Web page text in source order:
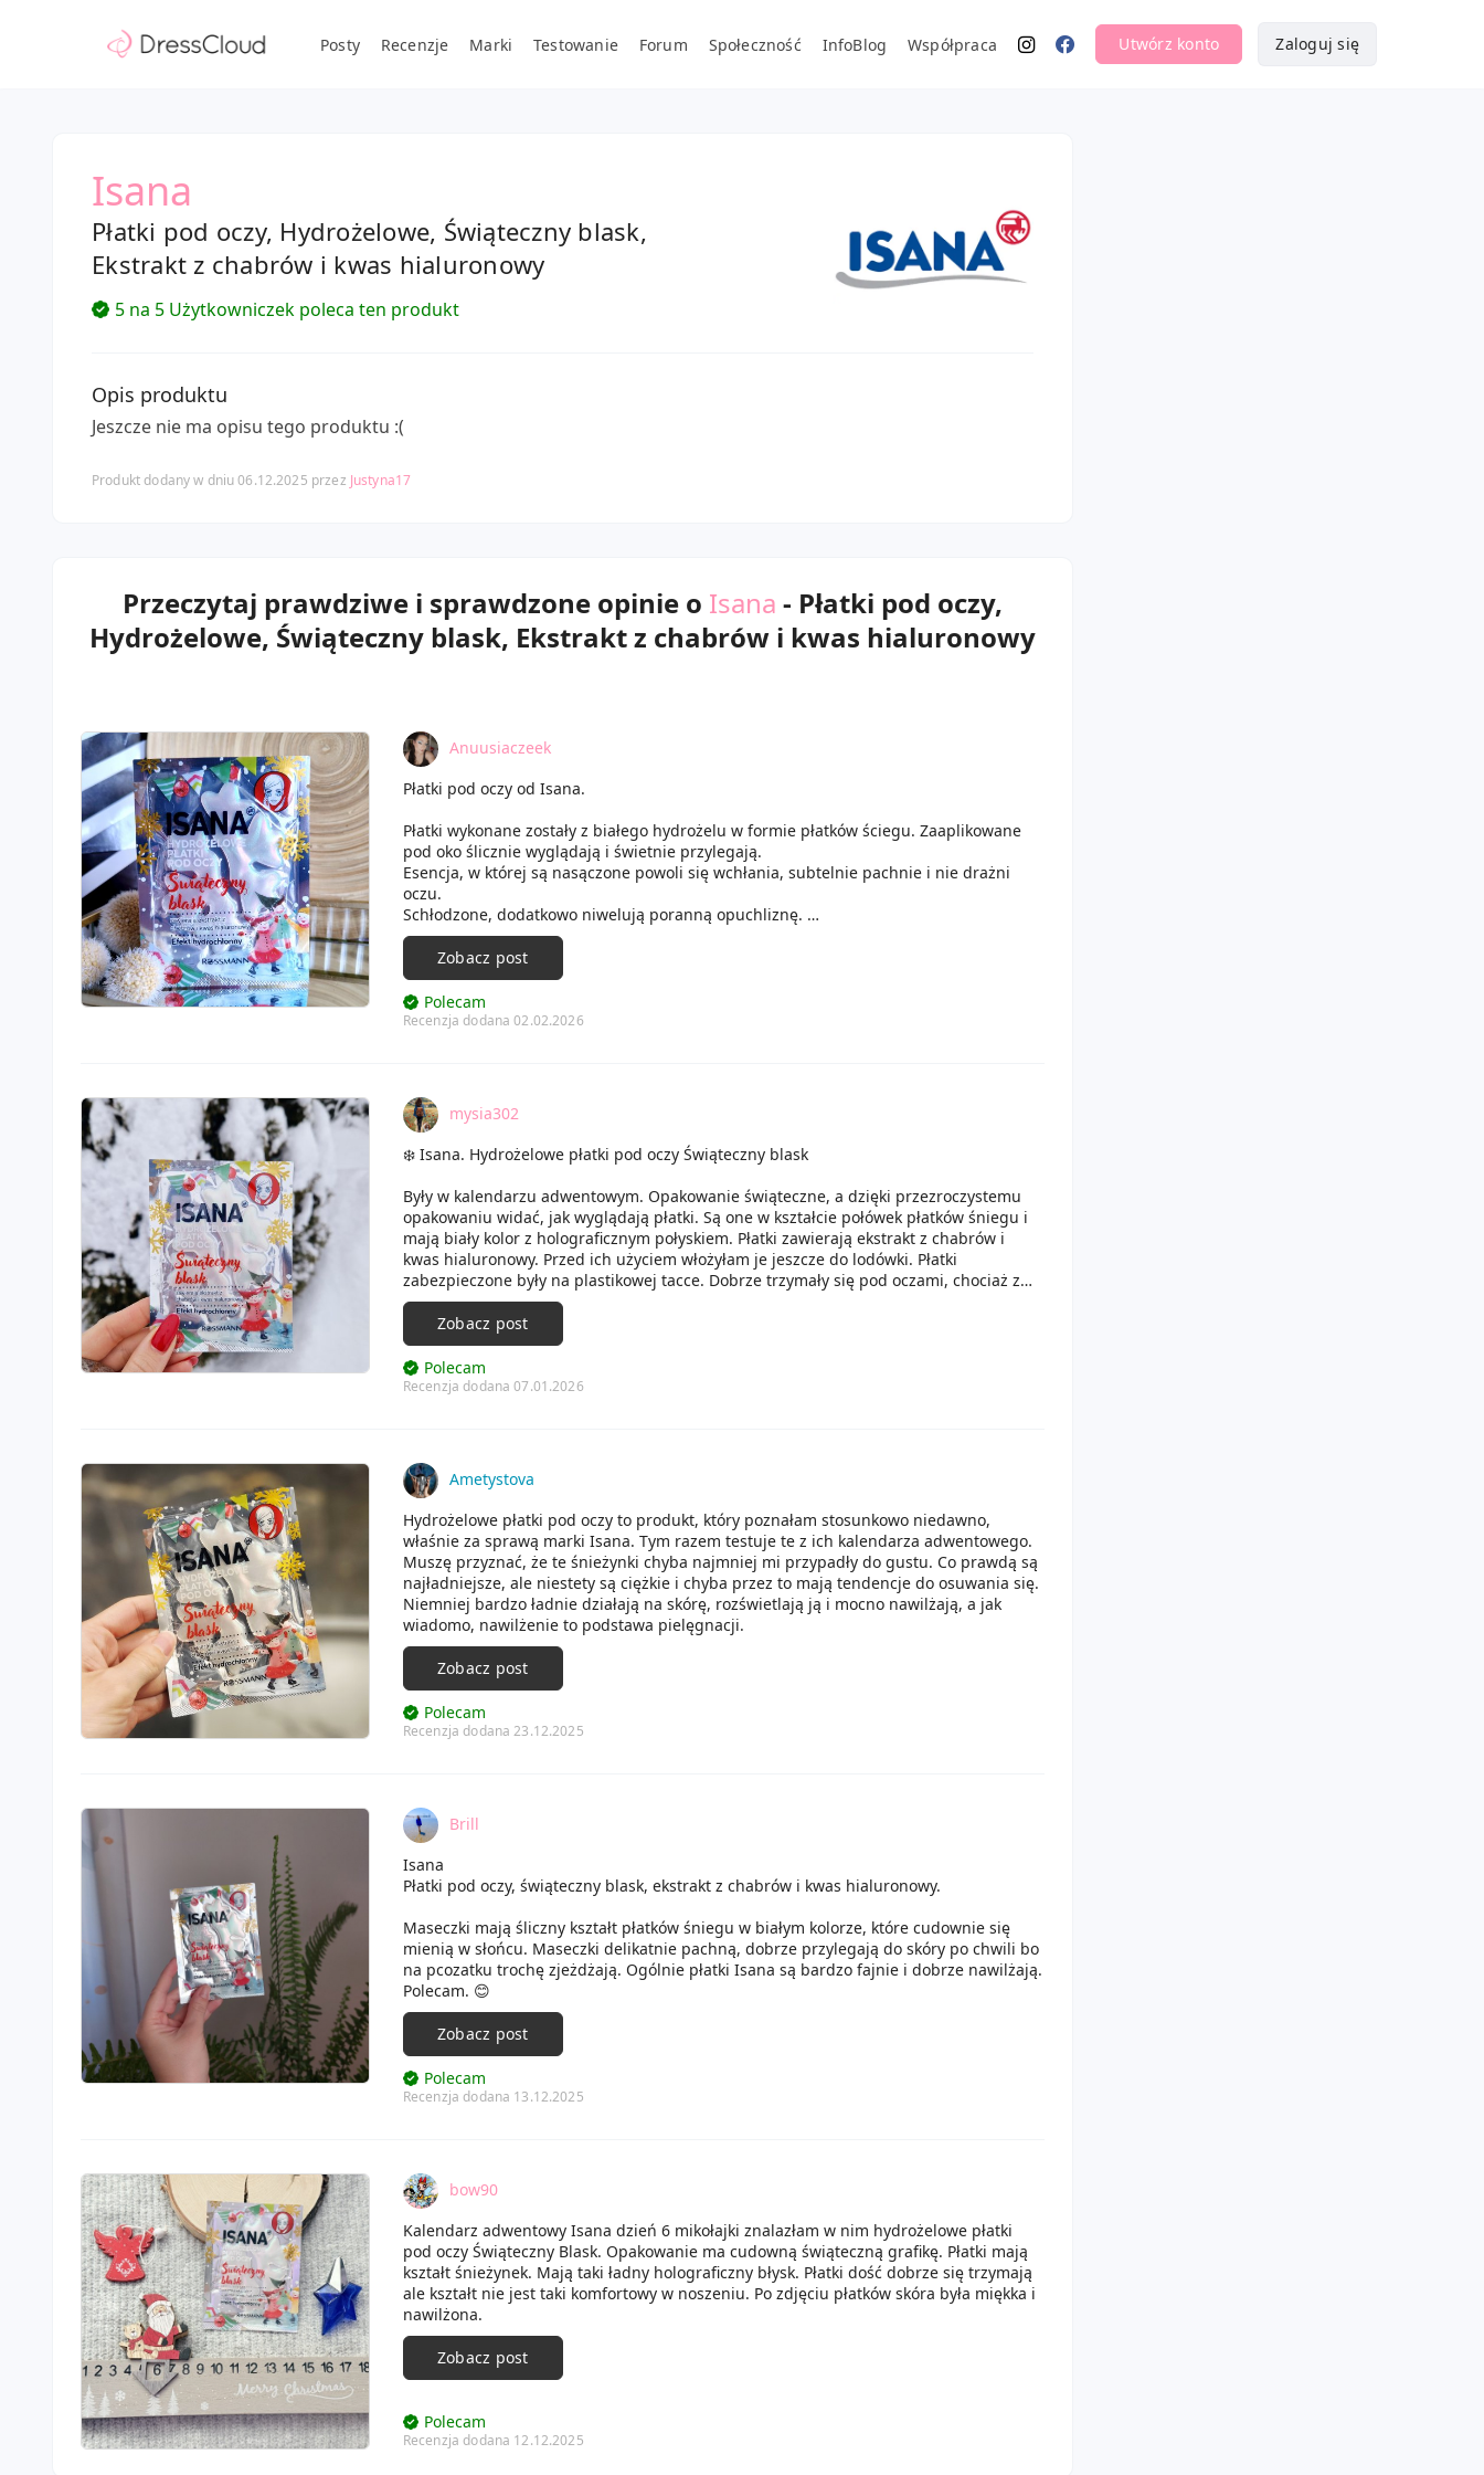
Posty Recenzje Marki Testowanie Forum Społeczność InfoBlog Współpraca Utwórz konto Zaloguj się
Isana
Płatki pod oczy, Hydrożelowe, Świąteczny blask,
Ekstrakt z chabrów i kwas hialuronowy
5 na 5 Użytkowniczek poleca ten produkt
Opis produktu
Jeszcze nie ma opisu tego produktu :(
Produkt dodany w dniu 06.12.2025 przez Justyna17
Przeczytaj prawdziwe i sprawdzone opinie o Isana - Płatki pod oczy,
Hydrożelowe, Świąteczny blask, Ekstrakt z chabrów i kwas hialuronowy
Anuusiaczeek
Płatki pod oczy od Isana.
Płatki wykonane zostały z białego hydrożelu w formie płatków ściegu. Zaaplikowane
pod oko ślicznie wyglądają i świetnie przylegają.
Esencja, w której są nasączone powoli się wchłania, subtelnie pachnie i nie drażni
oczu.
Schłodzone, dodatkowo niwelują poranną opuchliznę.
Podczas zabiegu nawilżania mogłam się zrelaksować, a płatki świetnie utrzymały się
na swoim miejscu.
Po ich zastosowaniu skóra pod oczami była gładka, delikatna oraz fajnie nawilżona, a
spojrzenie świeże. Zero skutków ubocznych.
Zobacz post
Polecam
Recenzja dodana 02.02.2026
mysia302
❄️ Isana. Hydrożelowe płatki pod oczy Świąteczny blask
Były w kalendarzu adwentowym. Opakowanie świąteczne, a dzięki przezroczystemu
opakowaniu widać, jak wyglądają płatki. Są one w kształcie połówek płatków śniegu i
mają biały kolor z holograficznym połyskiem. Płatki zawierają ekstrakt z chabrów i
kwas hialuronowy. Przed ich użyciem włożyłam je jeszcze do lodówki. Płatki
zabezpieczone były na plastikowej tacce. Dobrze trzymały się pod oczami, chociaż z
początku lekko się ześlizgiwały. Skóra pod oczami była nawilżona.
Zobacz post
Polecam
Recenzja dodana 07.01.2026
Ametystova
Hydrożelowe płatki pod oczy to produkt, który poznałam stosunkowo niedawno,
właśnie za sprawą marki Isana. Tym razem testuje te z ich kalendarza adwentowego.
Muszę przyznać, że te śnieżynki chyba najmniej mi przypadły do gustu. Co prawdą są
najładniejsze, ale niestety są ciężkie i chyba przez to mają tendencje do osuwania się.
Niemniej bardzo ładnie działają na skórę, rozświetlają ją i mocno nawilżają, a jak
wiadomo, nawilżenie to podstawa pielęgnacji.
Zobacz post
Polecam
Recenzja dodana 23.12.2025
Brill
Isana
Płatki pod oczy, świąteczny blask, ekstrakt z chabrów i kwas hialuronowy.
Maseczki mają śliczny kształt płatków śniegu w białym kolorze, które cudownie się
mienią w słońcu. Maseczki delikatnie pachną, dobrze przylegają do skóry po chwili bo
na pcozatku trochę zjeżdżają. Ogólnie płatki Isana są bardzo fajnie i dobrze nawilżają.
Polecam. 😊
Zobacz post
Polecam
Recenzja dodana 13.12.2025
bow90
Kalendarz adwentowy Isana dzień 6 mikołajki znalazłam w nim hydrożelowe płatki
pod oczy Świąteczny Blask. Opakowanie ma cudowną świąteczną grafikę. Płatki mają
kształt śnieżynek. Mają taki ładny holograficzny błysk. Płatki dość dobrze się trzymają
ale kształt nie jest taki komfortowy w noszeniu. Po zdjęciu płatków skóra była miękka i
nawilżona.
Zobacz post
Polecam
Recenzja dodana 12.12.2025